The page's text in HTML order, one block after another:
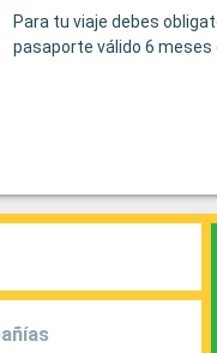
Para tu viaje debes
pasaporte válido 6 meses